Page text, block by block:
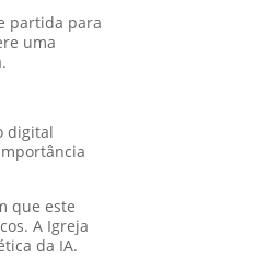
partida para
uma
digital
que este
A Igreja
da IA.